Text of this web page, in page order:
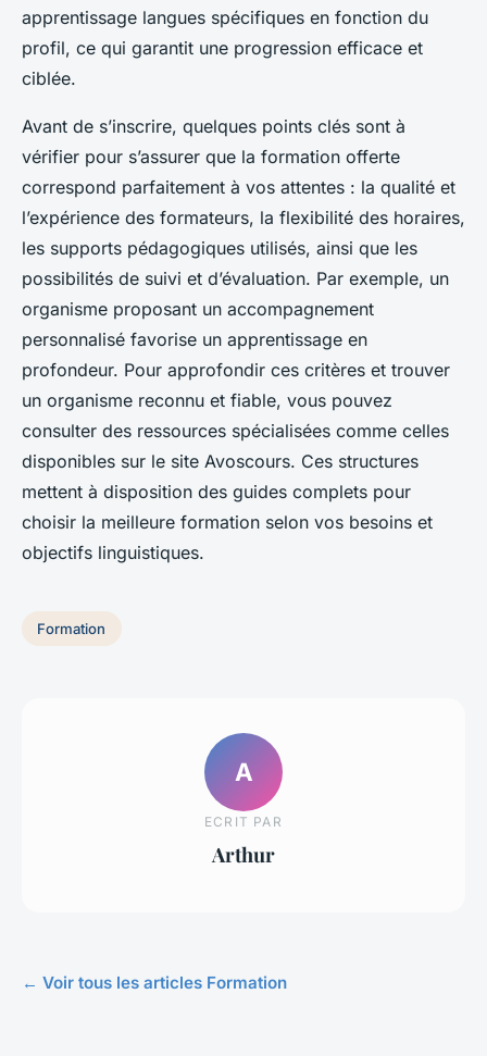
apprentissage langues spécifiques en fonction du
profil, ce qui garantit une progression efficace et
ciblée.
Avant de s’inscrire, quelques points clés sont à
vérifier pour s’assurer que la formation offerte
correspond parfaitement à vos attentes : la qualité et
l’expérience des formateurs, la flexibilité des horaires,
les supports pédagogiques utilisés, ainsi que les
possibilités de suivi et d’évaluation. Par exemple, un
organisme proposant un accompagnement
personnalisé favorise un apprentissage en
profondeur. Pour approfondir ces critères et trouver
un organisme reconnu et fiable, vous pouvez
consulter des ressources spécialisées comme celles
disponibles sur le site Avoscours. Ces structures
mettent à disposition des guides complets pour
choisir la meilleure formation selon vos besoins et
objectifs linguistiques.
Formation
A
ECRIT PAR
Arthur
← Voir tous les articles Formation